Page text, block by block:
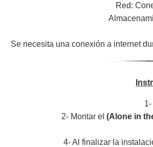
Red:
Se necesita una conexión a internet
2- Montar el (Alone in
4- Al finalizar la